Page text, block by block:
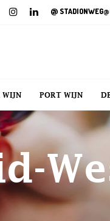
@
WIJN PORT WIJN